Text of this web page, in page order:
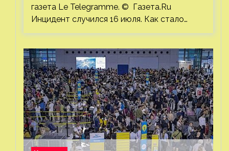
газета Le Telegramme. © Газета.Ru
Инцидент случился 16 июля. Как стало…